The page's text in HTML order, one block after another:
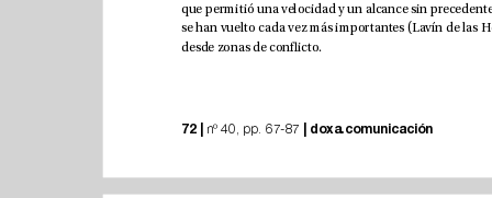
doxa.comunicación
desde zonas de conicto.